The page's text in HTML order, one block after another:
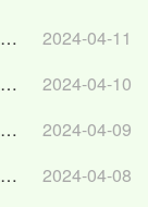
2024-04-11
群众信访举报转办和边督边改公开情况一览表(第二十批)
2024-04-10
群众信访举报转办和边督边改公开情况一览表（第十九批）
2024-04-09
群众信访举报转办和边督边改公开情况一览表（第十八批）
2024-04-08
群众信访举报转办和边督边改公开情况一览表(第十七批)